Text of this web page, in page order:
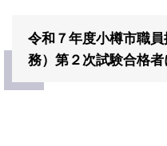
令和７年度小樽市職
務）第２次試験合格